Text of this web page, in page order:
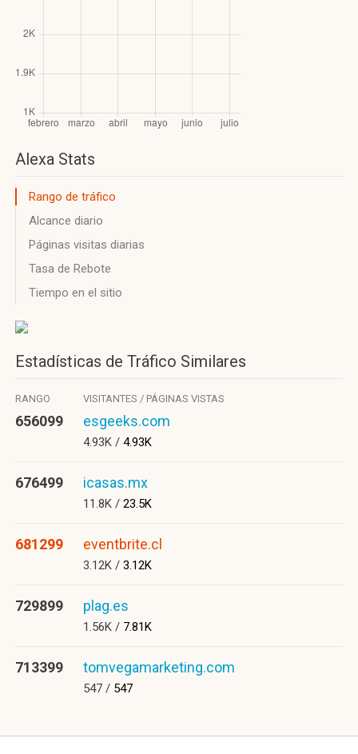
Alexa Stats
Rango de tráfico
Alcance diario
Páginas visitas diarias
Tasa de Rebote
Tiempo en el sitio
Estadísticas de Tráfico Similares
RANGO VISITANTES / PÁGINAS VISTAS
656099 esgeeks.com
4.93K / 4.93K
676499 icasas.mx
11.8K / 23.5K
681299 eventbrite.cl
3.12K / 3.12K
729899 plag.es
1.56K / 7.81K
713399 tomvegamarketing.com
547 / 547